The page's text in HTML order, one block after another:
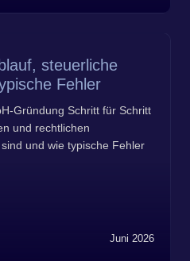
steuerliche
Fehler
Gründung Schritt für Schritt
und rechtlichen
und wie typische Fehler
Juni 2026